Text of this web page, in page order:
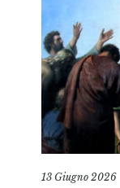
13 Giugno 2026